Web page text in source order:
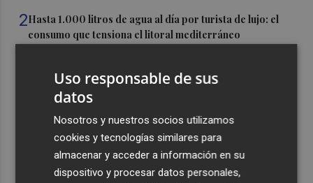
2Hasta 1.000 litros de agua al día por turista de lujo: el
consumo que tensiona el litoral mediterráneo
El turismo de lujo consume hasta 1.000 litros de agua al
día y los expertos advierten de "mala gestión"
La Región tiene 234 viviendas de lujo y nueve de ultralujo
a la venta de más de un millón de euros
Uso responsable de sus
datos
Nosotros y nuestros socios utilizamos
cookies y tecnologías similares para
almacenar y acceder a información en su
dispositivo y procesar datos personales,